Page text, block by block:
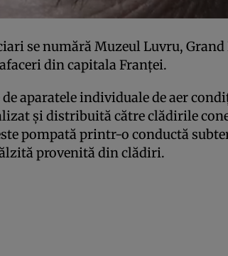
se numără Muzeul Luvru, Grand
din capitala Franței.
de aparatele individuale de aer
și distribuită către clădirile
pompată printr-o conductă
provenită din clădiri.